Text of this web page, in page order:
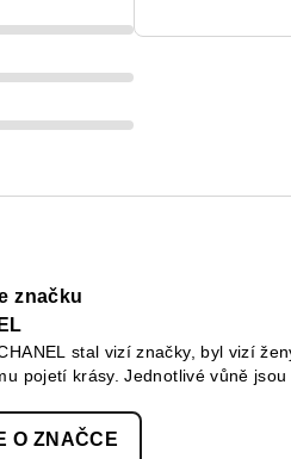
značku
stal vizí značky, byl vizí
pojetí krásy. Jednotlivé vůně
a finiše jeho produktů.
přizpůsobí jednotlivci.
O ZNAČCE